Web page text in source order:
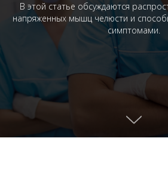
В этой статье обсуждаются
напряженных мышц челюсти и
симптомами.